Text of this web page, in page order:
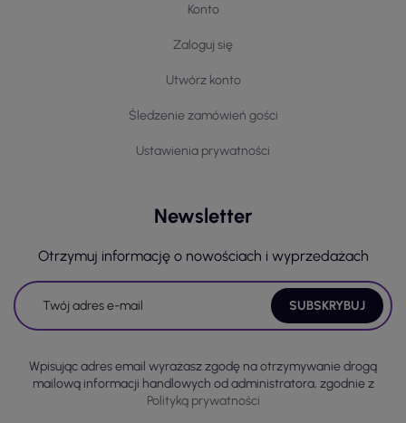
Konto
Zaloguj się
Utwórz konto
Śledzenie zamówień gości
Ustawienia prywatności
Newsletter
Otrzymuj informację o nowościach i wyprzedażach
Wpisując adres email wyrażasz zgodę na otrzymywanie drogą
mailową informacji handlowych od administratora, zgodnie z
Polityką prywatności